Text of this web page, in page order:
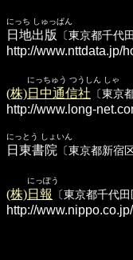
にっち しゅっぱん
日地出版 〔東京都千代
http://www.nttdata.jp/
にっちゅう つうしん しゃ
(株)日中通信社 〔東京
http://www.long-
にっとう しょいん
日東書院 〔東京都新宿
にっぽう
(株)日報 〔東京都千代
http://www.nippo.co.jp/